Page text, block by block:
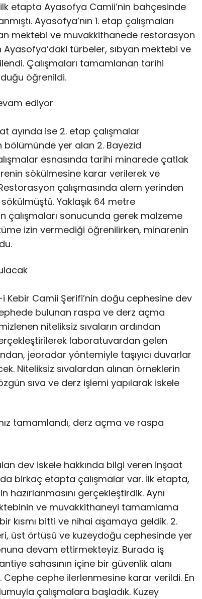
etapta Ayasofya Camii’nin bahçesinde
Ayasofya’nın 1. etap çalışmaları
mektebi ve muvakkithanede restorasyon
türbeler, sıbyan mektebi ve
Çalışmaları tamamlanan tarihi
öğrenildi.
ediyor
ayında ise 2. etap çalışmalar
bölümünde yer alan 2. Bayezid
esnasında tarihi minarede çatlak
sökülmesine karar verilerek ve
çalışmasında alem yerinden
Yaklaşık 64 metre
çalışmaları sonucunda gerek malzeme
izin vermediği öğrenilirken, minarenin
Kebir Camii Şerifi’nin doğu cephesine dev
bulunan raspa ve derz açma
niteliksiz sıvaların ardından
laboratuvardan gelen
jeoradar yöntemiyle taşıyıcı duvarlar
Niteliksiz sıvalardan alınan örneklerin
sıva ve derz işlemi yapılarak iskele
tamamlandı, derz açma ve raspa
dev iskele hakkında bilgi veren inşaat
birkaç etapta çalışmalar var. İlk etapta,
gerçekleştirdik. Aynı
ve muvakkithaneyi tamamlama
kısmı bitti ve nihai aşamaya geldik. 2.
üst örtüsü ve kuzeydoğu cephesinde yer
devam ettirmekteyiz. Burada iş
sahasının içine bir güvenlik alanı
cephe ilerlenmesine karar verildi. En
çalışmalara başladık. Kuzey